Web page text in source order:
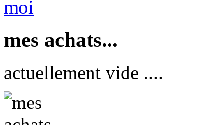
mes achats...
actuellement vide ....